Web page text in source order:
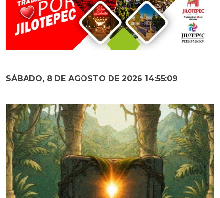
SÁBADO, 8 DE AGOSTO DE 2026 14:55:10